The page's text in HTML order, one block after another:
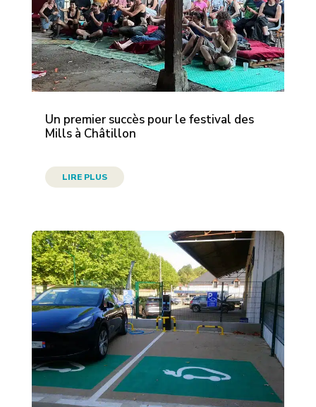
Un premier succès pour le festival des
Mills à Châtillon
LIRE PLUS